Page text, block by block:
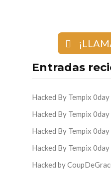
Entradas
Hacked By Tempix 0day
Hacked By Tempix 0day
Hacked By Tempix 0day
Hacked By Tempix 0day
Hacked by